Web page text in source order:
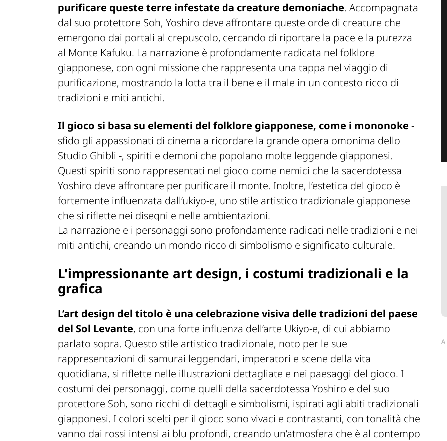
purificare queste terre infestate da creature demoniache. Accompagnata
dal suo protettore Soh, Yoshiro deve affrontare queste orde di creature che
emergono dai portali al crepuscolo, cercando di riportare la pace e la purezza
al Monte Kafuku. La narrazione è profondamente radicata nel folklore
giapponese, con ogni missione che rappresenta una tappa nel viaggio di
purificazione, mostrando la lotta tra il bene e il male in un contesto ricco di
tradizioni e miti antichi.
Il gioco si basa su elementi del folklore giapponese, come i mononoke -
sfido gli appassionati di cinema a ricordare la grande opera omonima dello
Studio Ghibli -, spiriti e demoni che popolano molte leggende giapponesi.
Questi spiriti sono rappresentati nel gioco come nemici che la sacerdotessa
Yoshiro deve affrontare per purificare il monte. Inoltre, l’estetica del gioco è
fortemente influenzata dall’ukiyo-e, uno stile artistico tradizionale giapponese
che si riflette nei disegni e nelle ambientazioni.
La narrazione e i personaggi sono profondamente radicati nelle tradizioni e nei
miti antichi, creando un mondo ricco di simbolismo e significato culturale.
L'impressionante art design, i costumi tradizionali e la
grafica
L’art design del titolo è una celebrazione visiva delle tradizioni del paese
del Sol Levante, con una forte influenza dell’arte Ukiyo-e, di cui abbiamo
parlato sopra. Questo stile artistico tradizionale, noto per le sue
rappresentazioni di samurai leggendari, imperatori e scene della vita
quotidiana, si riflette nelle illustrazioni dettagliate e nei paesaggi del gioco. I
costumi dei personaggi, come quelli della sacerdotessa Yoshiro e del suo
protettore Soh, sono ricchi di dettagli e simbolismi, ispirati agli abiti tradizionali
giapponesi. I colori scelti per il gioco sono vivaci e contrastanti, con tonalità che
vanno dai rossi intensi ai blu profondi, creando un’atmosfera che è al contempo